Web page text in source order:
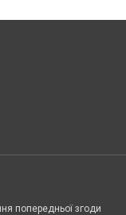
попередньої згоди